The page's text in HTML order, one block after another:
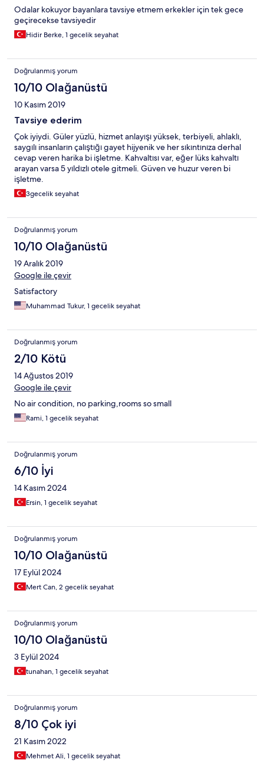
Odalar kokuyor bayanlara tavsiye etmem erkekler için tek gece
geçirecekse tavsiyedir
Hidir Berke, 1 gecelik seyahat
Doğrulanmış yorum
10/10 Olağanüstü
10 Kasım 2019
Tavsiye ederim
Çok iyiydi. Güler yüzlü, hizmet anlayışı yüksek, terbiyeli, ahlaklı,
saygılı insanların çalıştığı gayet hijyenik ve her sıkıntınıza derhal
cevap veren harika bi işletme. Kahvaltısı var, eğer lüks kahvaltı
arayan varsa 5 yıldızlı otele gitmeli. Güven ve huzur veren bi
işletme.
3gecelik seyahat
Doğrulanmış yorum
10/10 Olağanüstü
19 Aralık 2019
Google ile çevir
Satisfactory
Muhammad Tukur, 1 gecelik seyahat
Doğrulanmış yorum
2/10 Kötü
14 Ağustos 2019
Google ile çevir
No air condition, no parking,rooms so small
Rami, 1 gecelik seyahat
Doğrulanmış yorum
6/10 İyi
14 Kasım 2024
Ersin, 1 gecelik seyahat
Doğrulanmış yorum
10/10 Olağanüstü
17 Eylül 2024
Mert Can, 2 gecelik seyahat
Doğrulanmış yorum
10/10 Olağanüstü
3 Eylül 2024
tunahan, 1 gecelik seyahat
Doğrulanmış yorum
8/10 Çok iyi
21 Kasım 2022
Mehmet Ali, 1 gecelik seyahat